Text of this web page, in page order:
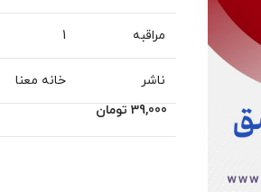
مراقبه 1
ناشر
خانه معنا
39,000 تومان